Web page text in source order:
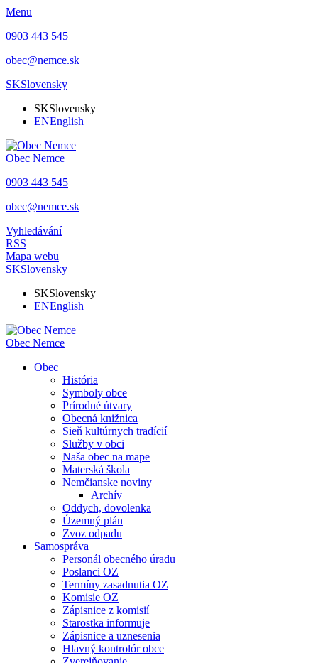
Menu
0903 443 545
obec@nemce.sk
SKSlovensky
SKSlovensky
ENEnglish
Obec Nemce
0903 443 545
obec@nemce.sk
Vyhledávání
RSS
Mapa webu
SKSlovensky
SKSlovensky
ENEnglish
Obec Nemce
Obec
História
Symboly obce
Prírodné útvary
Obecná knižnica
Sieň kultúrnych tradícií
Služby v obci
Naša obec na mape
Materská škola
Nemčianske noviny
Archív
Oddych, dovolenka
Územný plán
Zvoz odpadu
Samospráva
Personál obecného úradu
Poslanci OZ
Termíny zasadnutia OZ
Komisie OZ
Zápisnice z komisií
Starostka informuje
Zápisnice a uznesenia
Hlavný kontrolór obce